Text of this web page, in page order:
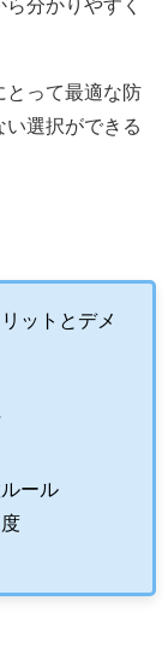
分かりやすく
とって最適な防
選択ができる
ットとデメ
ール